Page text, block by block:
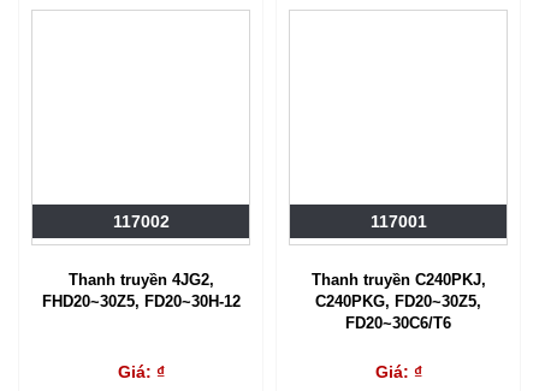
117002
Thanh truyền 4JG2,
FHD20~30Z5, FD20~30H-12
Giá: ₫
117001
Thanh truyền C240PKJ,
C240PKG, FD20~30Z5,
FD20~30C6/T6
Giá: ₫